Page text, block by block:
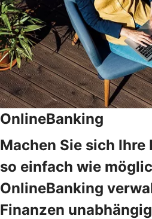
OnlineBanking
Machen Sie sich Ihre
so einfach wie
OnlineBanking
Finanzen